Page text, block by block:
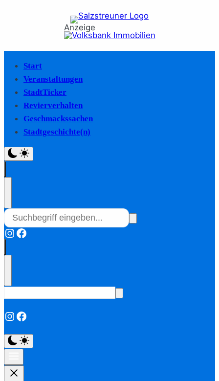
Anzeige
Start
Veranstaltungen
StadtTicker
Revierverhalten
Geschmackssachen
Stadtgeschichte(n)
Instagram
Facebook
Instagram
Facebook